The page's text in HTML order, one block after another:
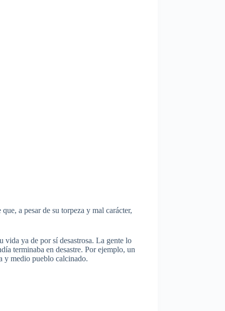
a pesar de su torpeza y mal carácter,
ya de por sí desastrosa. La gente lo
terminaba en desastre. Por ejemplo, un
y medio pueblo calcinado.